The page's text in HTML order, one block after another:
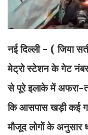
नई दिल्ली - ( जिया
मेट्रो स्टेशन के गेट
से पूरे इलाके में अफरा-
कि आसपास खड़ी कई
मौजूद लोगों के